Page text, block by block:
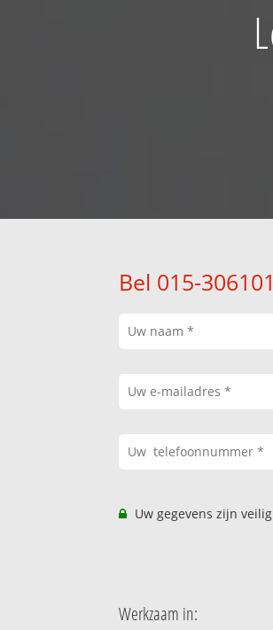
Bel 015-
Uw gegevens zijn
Werkzaam in: